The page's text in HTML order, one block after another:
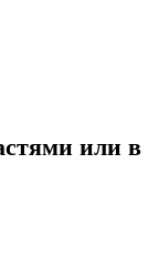
или в